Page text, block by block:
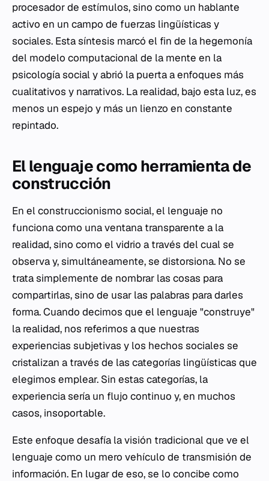
procesador de estímulos, sino como un hablante
activo en un campo de fuerzas lingüísticas y
sociales. Esta síntesis marcó el fin de la hegemonía
del modelo computacional de la mente en la
psicología social y abrió la puerta a enfoques más
cualitativos y narrativos. La realidad, bajo esta luz, es
menos un espejo y más un lienzo en constante
repintado.
El lenguaje como herramienta de
construcción
En el construccionismo social, el lenguaje no
funciona como una ventana transparente a la
realidad, sino como el vidrio a través del cual se
observa y, simultáneamente, se distorsiona. No se
trata simplemente de nombrar las cosas para
compartirlas, sino de usar las palabras para darles
forma. Cuando decimos que el lenguaje "construye"
la realidad, nos referimos a que nuestras
experiencias subjetivas y los hechos sociales se
cristalizan a través de las categorías lingüísticas que
elegimos emplear. Sin estas categorías, la
experiencia sería un flujo continuo y, en muchos
casos, insoportable.
Este enfoque desafía la visión tradicional que ve el
lenguaje como un mero vehículo de transmisión de
información. En lugar de eso, se lo concibe como